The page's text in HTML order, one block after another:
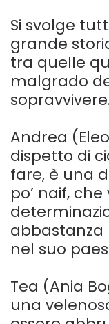
Si svolge
grande
tra quelle
malgrado
sopravvivere.
Andrea
dispetto di
fare, è una
po’ naif,
abbastanza
nel suo
Tea (Ania
una